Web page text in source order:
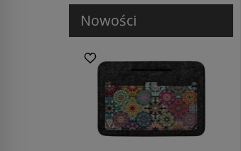
W ostatnich 30 dniach produktem interesuje się
Nowości